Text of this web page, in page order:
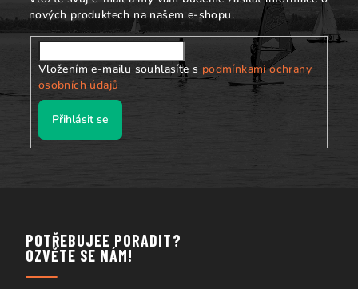
nových produktech na našem e-shopu.
Vložením e-mailu souhlasíte s podmínkami ochrany
osobních údajů
Přihlásit se
POTŘEBUJEE PORADIT?
OZVĚTE SE NÁM!